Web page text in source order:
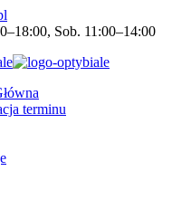
Sob. 11:00–14:00
terminu